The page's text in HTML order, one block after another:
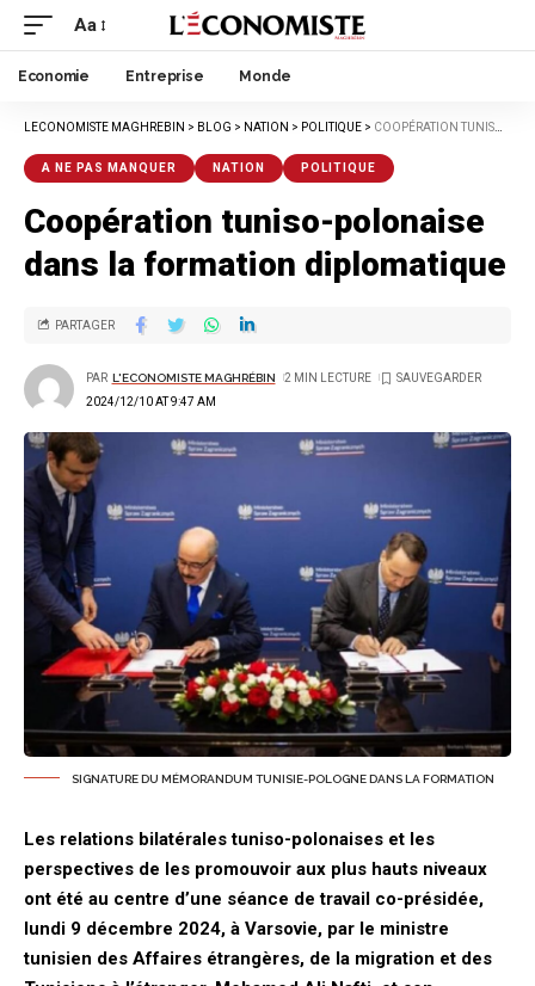
Aa
Economie Entreprise Monde
LECONOMISTE MAGHREBIN > BLOG > NATION > POLITIQUE > COOPÉRATION TUNISO-POLONAISE DANS LA FORMATION DIPLOMATIQUE
A NE PAS MANQUER NATION POLITIQUE
Coopération tuniso-polonaise
dans la formation diplomatique
2024/12/10 AT 9:47 AM
PAR L'ECONOMISTE MAGHRÉBIN 2 MIN LECTURE
PARTAGER
SIGNATURE DU MÉMORANDUM TUNISIE-POLOGNE DANS LA FORMATION
Les relations bilatérales tuniso-polonaises et les
perspectives de les promouvoir aux plus hauts niveaux
ont été au centre d’une séance de travail co-présidée,
lundi 9 décembre 2024, à Varsovie, par le ministre
tunisien des Affaires étrangères, de la migration et des